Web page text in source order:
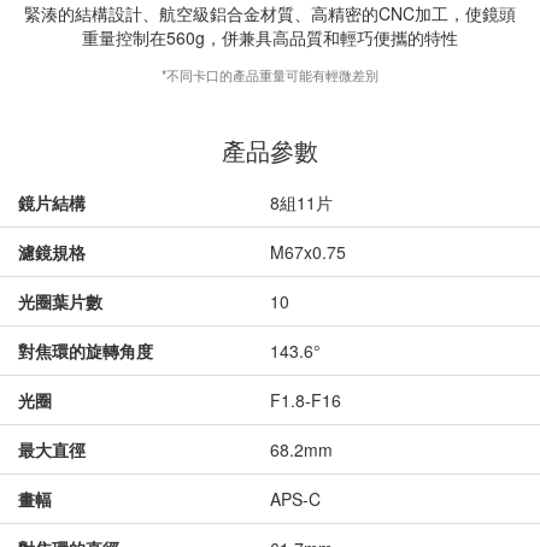
緊湊的結構設計、航空級鋁合金材質、高精密的CNC加工，使鏡頭
重量控制在560g，併兼具高品質和輕巧便攜的特性
*不同卡口的產品重量可能有輕微差別
產品參數
鏡片結構 8組11片
濾鏡規格 M67x0.75
光圈葉片數 10
對焦環的旋轉角度 143.6°
光圈 F1.8-F16
最大直徑 68.2mm
畫幅 APS-C